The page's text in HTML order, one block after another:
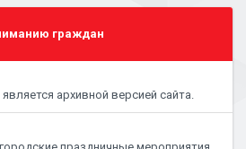
граждан
архивной версией сайта.